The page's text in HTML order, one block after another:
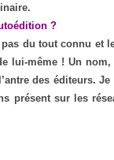
?
du tout connu et
lui-même ! Un
des éditeurs. Je
présent sur les